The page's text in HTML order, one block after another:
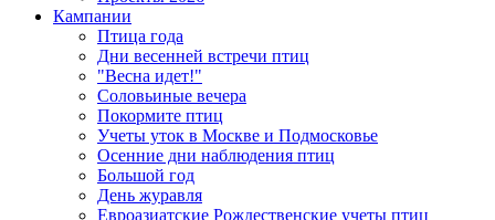
Кампании
Птица года
Дни весенней встречи птиц
"Весна идет!"
Соловьиные вечера
Покормите птиц
Учеты уток в Москве и Подмосковье
Осенние дни наблюдения птиц
Большой год
День журавля
Евроазиатские Рождественские учеты птиц